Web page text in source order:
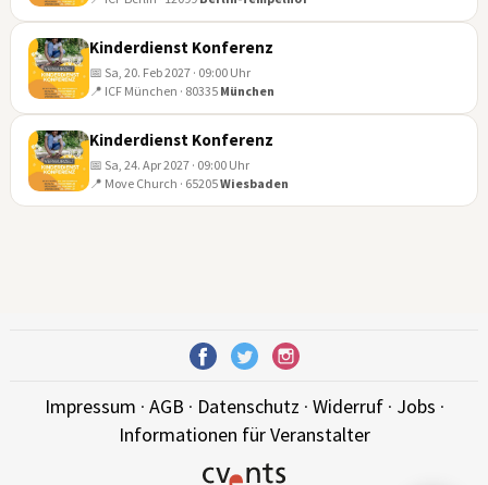
14
20
Kinderdienst Konferenz
📅 Sa, 20. Feb 2027 · 09:00 Uhr
📍 ICF München · 80335 München
24
Kinderdienst Konferenz
📅 Sa, 24. Apr 2027 · 09:00 Uhr
📍 Move Church · 65205Wiesbaden
Impressum · AGB · Datenschutz · Widerruf· Jobs ·
Informationen für Veranstalter